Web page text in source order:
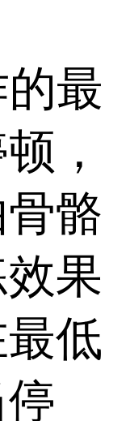
最
，
骼
果
低